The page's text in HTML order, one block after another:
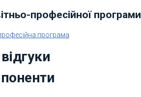
професійної програми
програма